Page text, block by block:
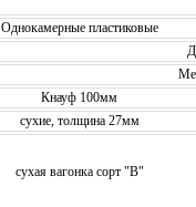
Однокамерные пластиковые
Кнауф 100мм
сухие, толщина 27мм
сухая вагонка сорт "В"